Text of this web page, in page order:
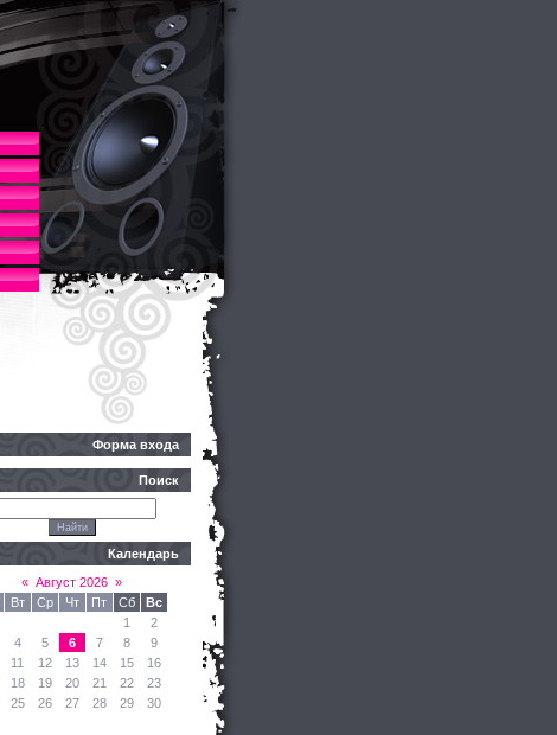
Форма входа
Поиск
Календарь
« Август 2026 »
Вт Ср Чт Пт Сб
Вс
1
2
4 5 6 7 8
9
11 12 13 14 15
16
18 19 20 21 22
23
25 26 27 28 29
30